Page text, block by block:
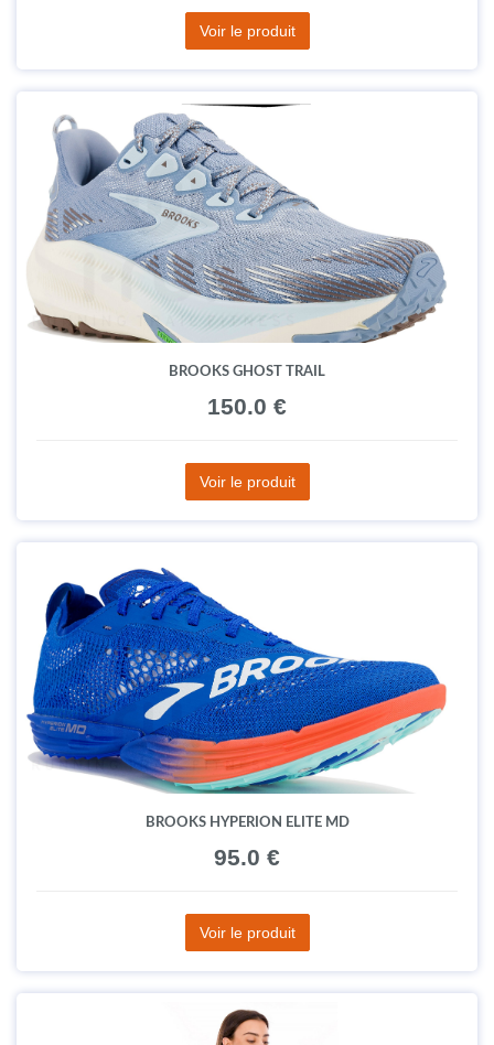
Voir le produit
BROOKS GHOST TRAIL
150.0 €
Voir le produit
BROOKS HYPERION ELITE MD
95.0 €
Voir le produit